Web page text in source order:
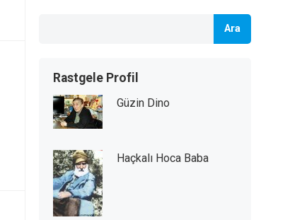
Ara
Rastgele Profil
Güzin Dino
Haçkalı Hoca Baba